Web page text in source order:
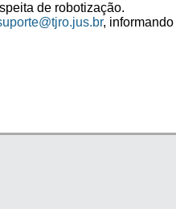
de robotização.
, informando